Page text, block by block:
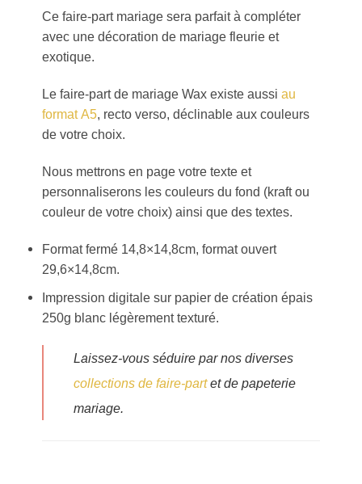
Ce faire-part mariage sera parfait à compléter
avec une décoration de mariage fleurie et
exotique.
Le faire-part de mariage Wax existe aussiau
format A5, recto verso, déclinable aux couleurs
de votre choix.
Nous mettrons en page votre texte et
personnaliserons les couleurs du fond (kraft ou
couleur de votre choix) ainsi que des textes.
Format fermé 14,8×14,8cm, format ouvert
29,6×14,8cm.
Impression digitale sur papier de création épais
250g blanc légèrement texturé.
Laissez-vous séduire par nos diverses
collections de faire-partet de papeterie
mariage.